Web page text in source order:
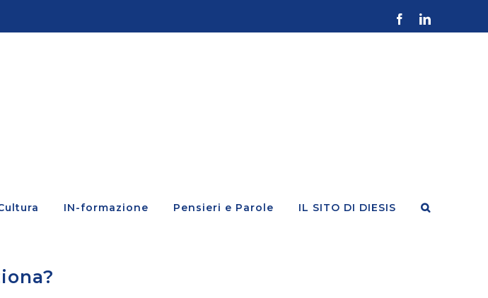
FacebookLinkedIn
IN-formazione Pensieri e Parole IL SITO DI DIESIS